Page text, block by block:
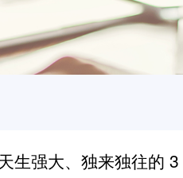
生强大、独来独往的